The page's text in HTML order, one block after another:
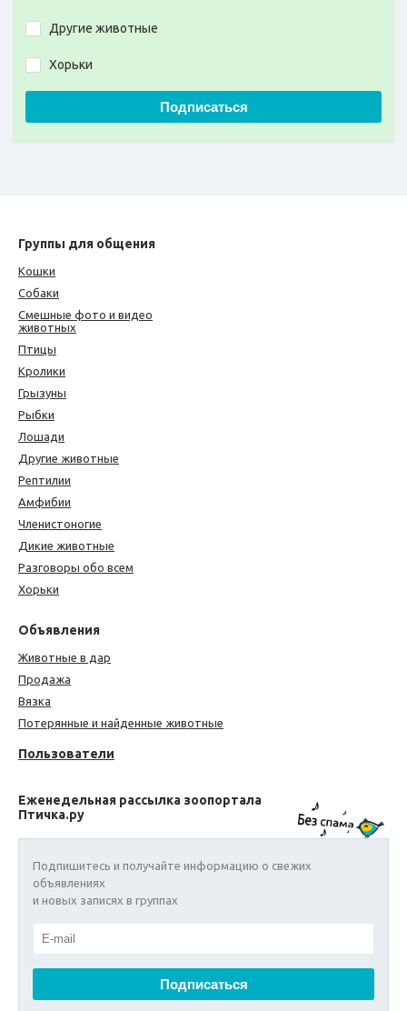
Другие животные
Хорьки
Подписаться
Группы для общения
Кошки
Собаки
Смешные фото и видео
животных
Птицы
Кролики
Грызуны
Рыбки
Лошади
Другие животные
Рептилии
Амфибии
Членистоногие
Дикие животные
Разговоры обо всем
Хорьки
Объявления
Животные в дар
Продажа
Вязка
Потерянные и найденные животные
Пользователи
Еженедельная рассылка зоопортала
Птичка.ру
Подпишитесь и получайте информацию о свежих
объявлениях
и новых записях в группах